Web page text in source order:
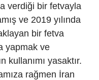
verdiği bir fetvayla
ve 2019 yılında
bir fetva
yapmak ve
kullanımı yasaktır.
rağmen İran